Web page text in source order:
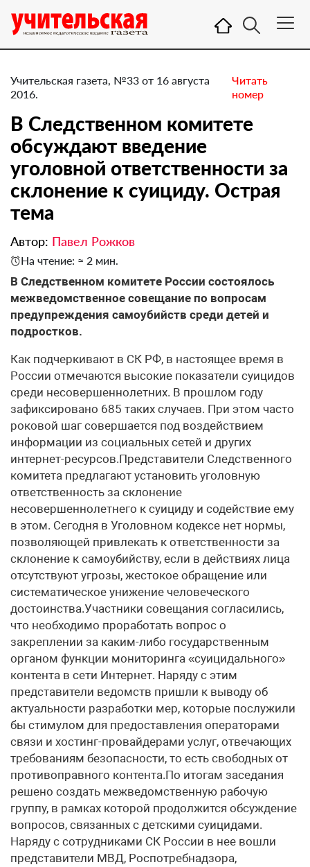
Учительская газета, №33 от 16 августа
2016.
Читать
номер
В Следственном комитете
обсуждают введение
уголовной ответственности за
склонение к суициду. ​Острая
тема
Автор: Павел Рожков
На чтение: ≈ 2 мин.
В Следственном комитете России состоялось
межведомственное совещание по вопросам
предупреждения самоубийств среди детей и
подростков.
Как подчеркивают в СК РФ, в настоящее время в
России отмечаются высокие показатели суицидов
среди несовершеннолетних. В прошлом году
зафиксировано 685 таких случаев. При этом часто
роковой шаг совершается под воздействием
информации из социальных сетей и других
интернет-ресурсов.Представители Следственного
комитета предлагают установить уголовную
ответственность за склонение
несовершеннолетнего к суициду и содействие ему
в этом. Сегодня в Уголовном кодексе нет нормы,
позволяющей привлекать к ответственности за
склонение к самоубийству, если в действиях лица
отсутствуют угрозы, жестокое обращение или
систематическое унижение человеческого
достоинства.Участники совещания согласились,
что необходимо проработать вопрос о
закреплении за каким-либо государственным
органом функции мониторинга «суицидального»
контента в сети Интернет. Наряду с этим
представители ведомств пришли к выводу об
актуальности разработки мер, которые послужили
бы стимулом для предоставления операторами
связи и хостинг-провайдерами услуг, отвечающих
требованиям безопасности, то есть свободных от
противоправного контента.По итогам заседания
решено создать межведомственную рабочую
группу, в рамках которой продолжится обсуждение
вопросов, связанных с детскими суицидами.
Наряду с сотрудниками СК России в нее вошли
представители МВД, Роспотребнадзора,